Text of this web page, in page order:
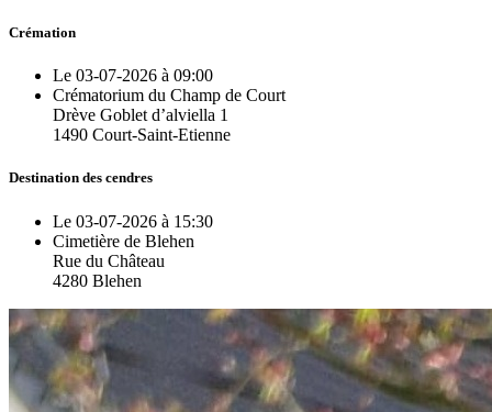
Crémation
Le 03-07-2026 à 09:00
Crématorium du Champ de Court
Drève Goblet d’alviella 1
1490 Court-Saint-Etienne
Destination des cendres
Le 03-07-2026 à 15:30
Cimetière de Blehen
Rue du Château
4280 Blehen